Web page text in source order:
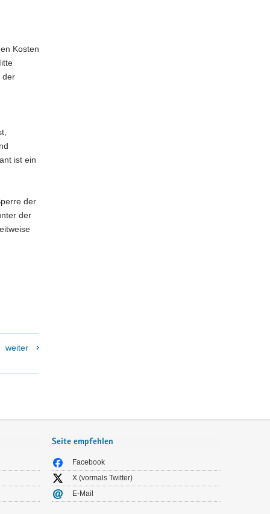
Kosten
der
ist ein
der
der
weiter
Seite empfehlen
Facebook
X (vormals Twitter)
E-Mail